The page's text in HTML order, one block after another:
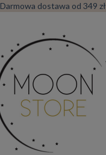
Darmowa dostawa od 349 zł